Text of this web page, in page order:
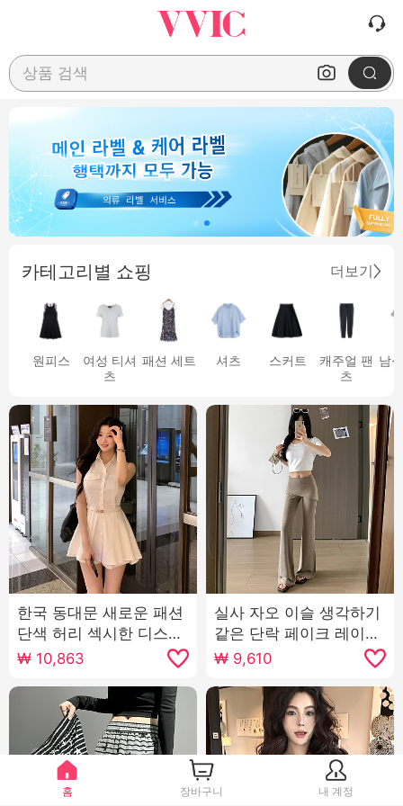
상품 검색
카테고리별 쇼핑 더보기
원피스
여성 티셔
츠
패션 세트 셔츠 스커트
캐주얼 팬
츠
남
한국 동대문 새로운 패션
단색 허리 섹시한 디스플
레이 몸 중간 및 긴 섹션
₩ 10,863
실사 자오 이슬 생각하기
같은 단락 페이크 레이어
드 방귀 커튼 마이크로 매
운맛 바지 여성 여름 하이
웨이스트 슬림해 보이는
캐주얼 운동 플레어 바지
₩ 9,610
홈 장바구니 내 계정